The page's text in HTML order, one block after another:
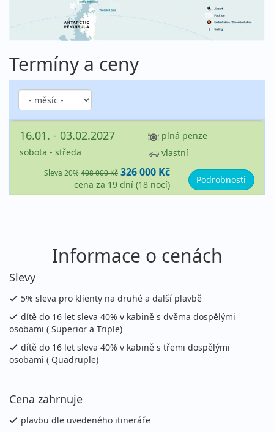
Termíny a ceny
16.01. - 03.02.2027
sobota - středa
plná penze
vlastní
Sleva 20%408 000 Kč 326 000 Kč
cena za 19 dní (18 nocí) Podrobnosti
Informace o cenách
Slevy
5% sleva pro klienty na druhé a další plavbě
dítě do 16 let sleva 40% v kabině s dvěma dospělými
osobami ( Superior a Triple)
dítě do 16 let sleva 40% v kabině s třemi dospělými
osobami ( Quadruple)
Cena zahrnuje
plavbu dle uvedeného itineráře